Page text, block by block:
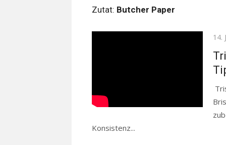
Zutat: Butcher Paper
14.
Konsistenz...